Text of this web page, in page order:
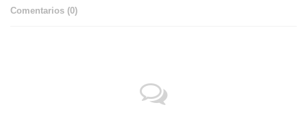
Comentarios (0)